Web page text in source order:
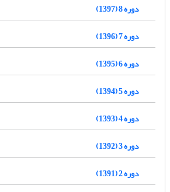
دوره 8 (1397)
دوره 7 (1396)
دوره 6 (1395)
دوره 5 (1394)
دوره 4 (1393)
دوره 3 (1392)
دوره 2 (1391)